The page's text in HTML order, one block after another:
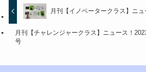
月刊【イノベータークラス】ニ
月刊【チャレンジャークラス】ニュース！
号